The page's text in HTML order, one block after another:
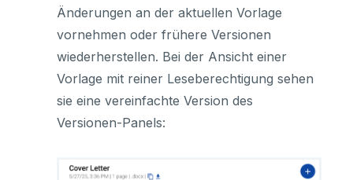
Änderungen an der aktuellen Vorlage
vornehmen oder frühere Versionen
wiederherstellen. Bei der Ansicht einer
Vorlage mit reiner Leseberechtigung sehen
sie eine vereinfachte Version des
Versionen-Panels: